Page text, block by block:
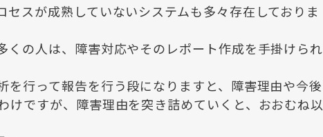
スが成熟していないシステムも多々存在しておりま
くの人は、障害対応やそのレポート作成を手掛けられ
を行って報告を行う段になりますと、障害理由や今後
けですが、障害理由を突き詰めていくと、おおむね以